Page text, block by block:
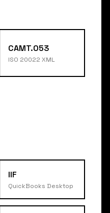
CAMT.053
ISO 20022 XML
IIF
QuickBooks Desktop